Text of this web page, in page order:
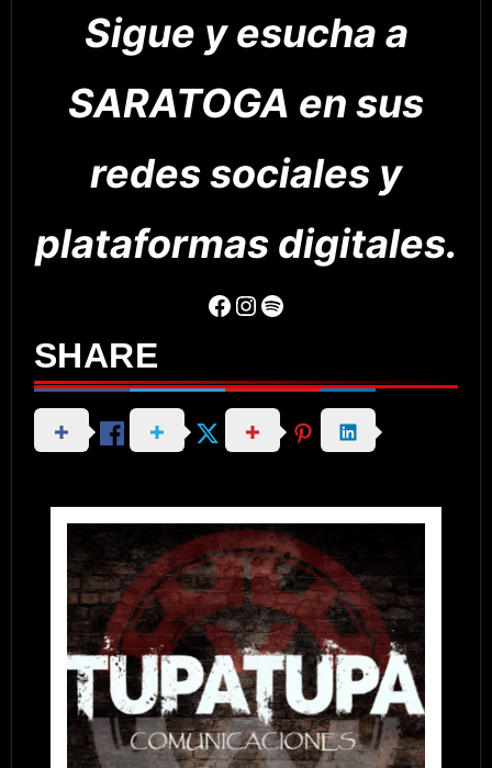
Sigue y esucha a
SARATOGA en sus
redes sociales y
plataformas digitales.
Facebook Instagram Spotify
SHARE